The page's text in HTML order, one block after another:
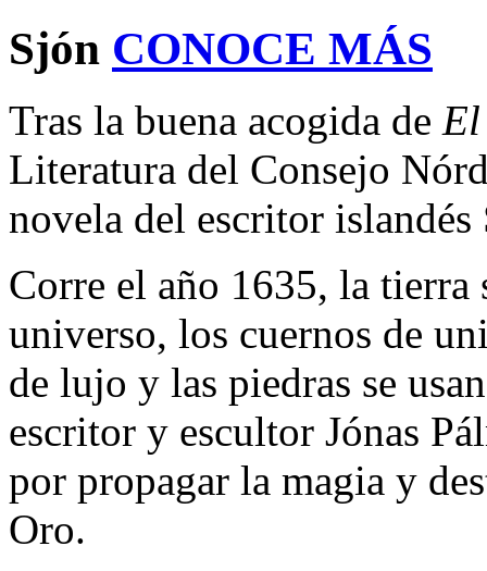
Sjón CONOCE MÁS
Tras la buena acogida de
Literatura del Consejo
novela del escritor islandés
Corre el año 1635, la tierra
universo, los cuernos de
de lujo y las piedras se
escritor y escultor Jónas
por propagar la magia y
Oro.